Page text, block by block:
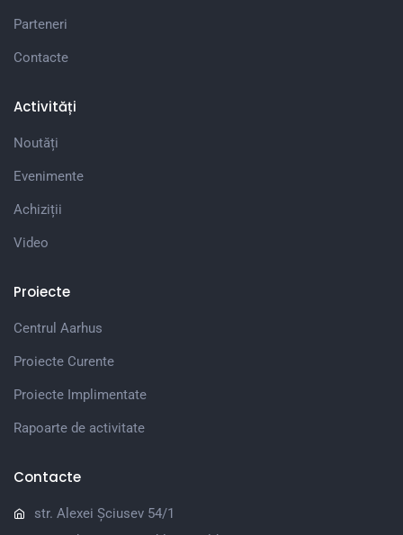
Parteneri
Contacte
Activități
Noutăți
Evenimente
Achiziții
Video
Proiecte
Centrul Aarhus
Proiecte Curente
Proiecte Implimentate
Rapoarte de activitate
Contacte
str. Alexei Șciusev 54/1